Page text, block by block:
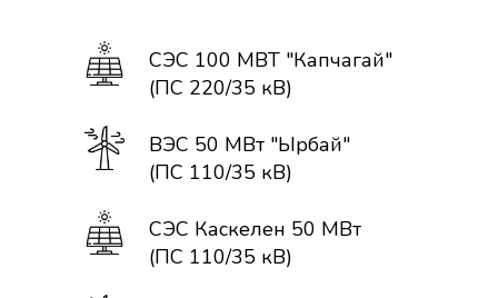
ВЭС 50 МВт "Ырбай"
(ПС 110/35 кВ)
СЭС 100 МВТ "Капчагай"
(ПС 220/35 кВ)
СЭС Каскелен 50 МВт
(ПС 110/35 кВ)